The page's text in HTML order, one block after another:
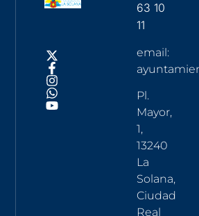
63 10
11
email:
Pl.
Mayor,
1,
13240
La
Solana,
Ciudad
Real